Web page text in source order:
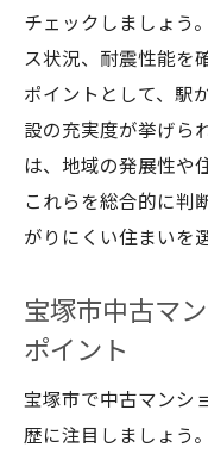
宝塚市で
将来も安心で
宝塚市中
性を考察
資産価値
び方
宝塚市で老
中古戸建
術
宝塚市中
期的視点
チェックしましょう
ス状況、耐震性能を
ポイントとして、駅
設の充実度が挙げら
は、地域の発展性や
これらを総合的に判
がりにくい住まいを
宝塚市中古マ
ポイント
宝塚市で中古マンシ
歴に注目しましょう